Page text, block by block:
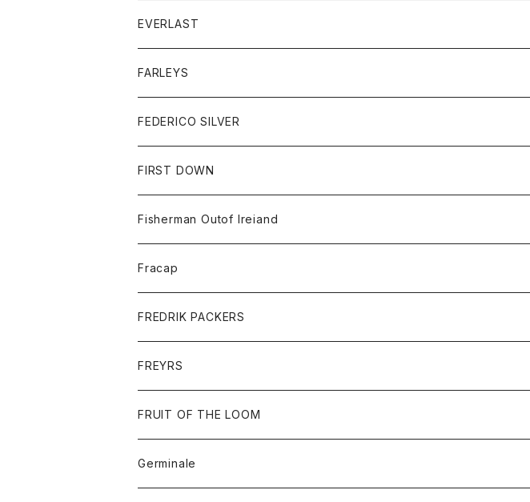
Tシャツ
帽子
トップス
シャツ
セーター
ボトム
ショートパンツ
パンツ
レディース
コート
ジャケット
Tシャツ
ボトム
ニット
EVERLAST
トップス
ジャケット
スエットシャツ
ボトム
スエットパンツ
グッズ
帽子
FARLEYS
FEDERICO SILVER
アクセサリー
FIRST DOWN
Fisherman Outof Ireiand
ニット
Fracap
グッズ
靴
FREDRIK PACKERS
アクセサリー
バッグ
FREYRS
サングラス
FRUIT OF THE LOOM
アウター
Germinale